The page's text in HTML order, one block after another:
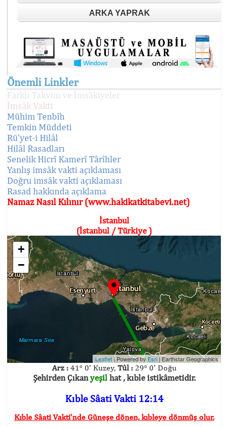
ARKA YAPRAK
Önemli Linkler
Farklı Takvim ve İmsâkiyeler
İmsâk Vakti
Mühim Tenbîh
Temkin Müddeti
Rü'yet-i Hilâl
Hilâl Rasadları
Senelik Hicrî Kamerî Târîhler
Yanlış imsâk vakti açıklaması
Doğru imsâk vakti açıklaması
Rasad hakkında açıklama
Namaz Nasıl Kılınır (www.hakikatkitabevi.net)
İstanbul
(İstanbul / Türkiye )
+
−
Leaflet| Powered byEsri |Earthstar Geographics
Arz :41° 0' Kuzey, Tûl :29° 0' Doğu
Şehirden Çıkanyeşilhat , kıble istikâmetidir.
Kıble Sâati Vakti 12:14
Kıble Sâati Vakti'nde Güneşe dönen, kıbleye dönmüş olur.